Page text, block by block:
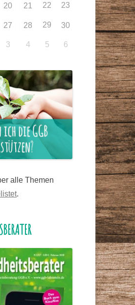
20 21 22 23
27 28 29 30
3 4 5 6
alle Themen
.